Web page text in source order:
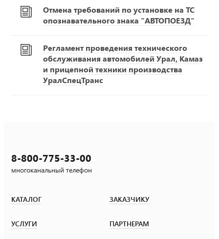
Отмена требований по установке на ТС
опознавательного знака "АВТОПОЕЗД"
Регламент проведения технического
обслуживания автомобилей Урал, Камаз
и прицепной техники производства
УралСпецТранс
8-800-775-33-00
многоканальный телефон
КАТАЛОГ ЗАКАЗЧИКУ
УСЛУГИ ПАРТНЕРАМ